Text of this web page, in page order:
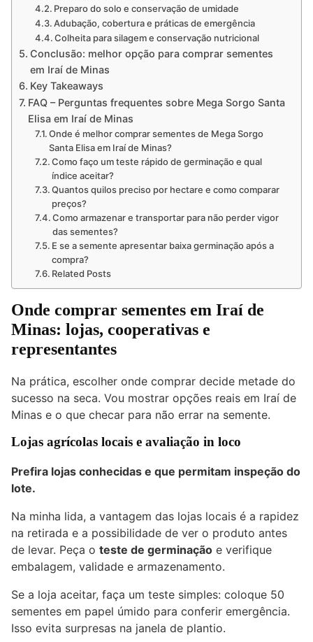
Preparo do solo e conservação de umidade
Adubação, cobertura e práticas de emergência
Colheita para silagem e conservação nutricional
Conclusão: melhor opção para comprar sementes
em Iraí de Minas
Key Takeaways
FAQ – Perguntas frequentes sobre Mega Sorgo Santa
Elisa em Iraí de Minas
Onde é melhor comprar sementes de Mega Sorgo
Santa Elisa em Iraí de Minas?
Como faço um teste rápido de germinação e qual
índice aceitar?
Quantos quilos preciso por hectare e como comparar
preços?
Como armazenar e transportar para não perder vigor
das sementes?
E se a semente apresentar baixa germinação após a
compra?
Related Posts
Onde comprar sementes em Iraí de
Minas: lojas, cooperativas e
representantes
Na prática, escolher onde comprar decide metade do
sucesso na seca. Vou mostrar opções reais em Iraí de
Minas e o que checar para não errar na semente.
Lojas agrícolas locais e avaliação in loco
Prefira lojas conhecidas e que permitam inspeção do
lote.
Na minha lida, a vantagem das lojas locais é a rapidez
na retirada e a possibilidade de ver o produto antes
de levar. Peça o teste de germinação e verifique
embalagem, validade e armazenamento.
Se a loja aceitar, faça um teste simples: coloque 50
sementes em papel úmido para conferir emergência.
Isso evita surpresas na janela de plantio.